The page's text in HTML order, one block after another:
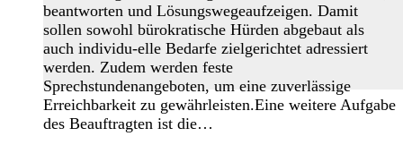
beantworten und Lösungswegeaufzeigen. Damit
sollen sowohl bürokratische Hürden abgebaut als
auch individu-elle Bedarfe zielgerichtet adressiert
werden. Zudem werden feste
Sprechstundenangeboten, um eine zuverlässige
Erreichbarkeit zu gewährleisten.Eine weitere Aufgabe
des Beauftragten ist die…